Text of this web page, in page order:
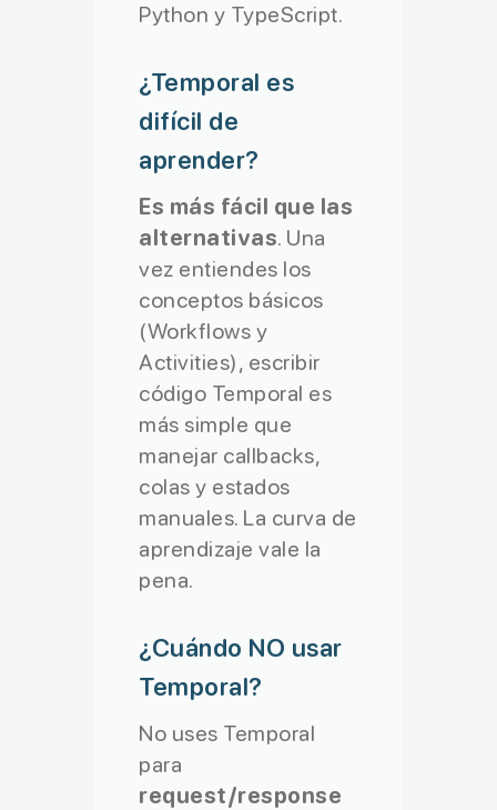
Python y TypeScript.
¿Temporal es
difícil de
aprender?
Es más fácil que las
alternativas. Una
vez entiendes los
conceptos básicos
(Workflows y
Activities), escribir
código Temporal es
más simple que
manejar callbacks,
colas y estados
manuales. La curva de
aprendizaje vale la
pena.
¿Cuándo NO usar
Temporal?
No uses Temporal
para
request/response